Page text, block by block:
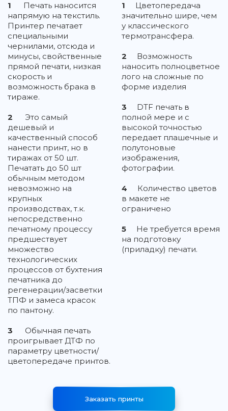
1
Печать наносится
напрямую на текстиль.
Принтер печатает
специальными
чернилами, отсюда и
минусы, свойственные
прямой печати, низкая
скорость и
возможность брака в
тираже.
2
Это самый
дешевый и
качественный способ
нанести принт, но в
тиражах от 50 шт.
Печатать до 50 шт
обычным методом
невозможно на
крупных
производствах, т.к.
непосредственно
печатному процессу
предшествует
множество
технологических
процессов от бухтения
печатника до
регенерации/засветки
ТПФ и замеса красок
по пантону.
3
Обычная печать
проигрывает ДТФ по
параметру цветности/
цветопередаче принтов.
1
Цветопередача
значительно шире, чем
у классического
термотрансфера.
2
Возможность
наносить полноцветное
лого на сложные по
форме изделия
3
DTF печать в
полной мере и с
высокой точностью
передает плашечные и
полутоновые
изображения,
фотографии.
4
Количество цветов
в макете не
ограничено
5
Не требуется время
на подготовку
(приладку) печати.
Заказать принты